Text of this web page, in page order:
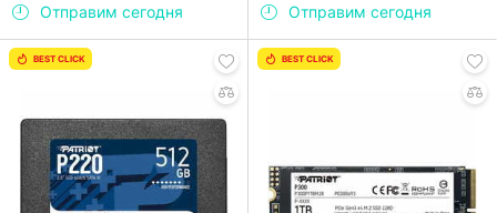
Отправим сегодня
Отправим сегодня
BEST CLICK BEST CLICK